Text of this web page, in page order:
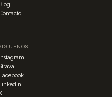
Blog
Instagram
Facebook
LinkedIn